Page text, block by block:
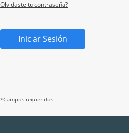
Olvidaste tu contraseña?
Iniciar Sesión
*Campos requeridos.